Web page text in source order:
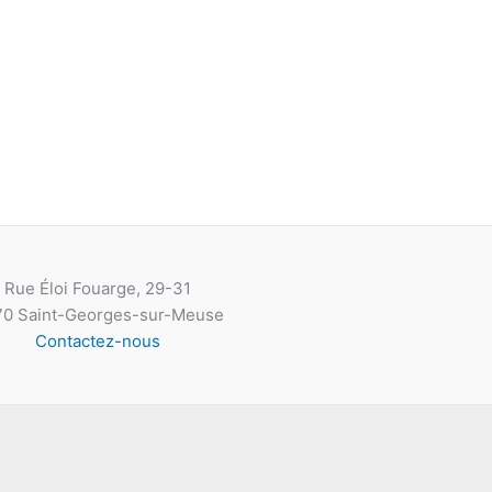
Rue Éloi Fouarge, 29-31
Saint-Georges-sur-Meuse
Contactez-nous